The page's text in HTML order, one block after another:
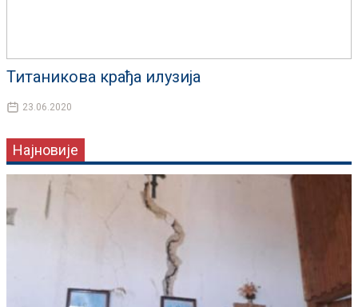
Титаникова крађа илузија
23.06.2020
Најновије